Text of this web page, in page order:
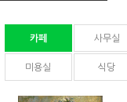
카페 사무실
미용실 식당